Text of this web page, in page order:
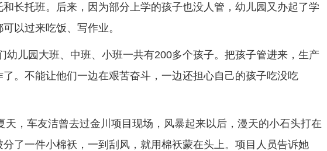
和长托班。后来，因为部分上学的孩子也没人管，幼儿园又办起了学
以过来吃饭、写作业。
幼儿园大班、中班、小班一共有200多个孩子。把孩子管进来，生产
。不能让他们一边在艰苦奋斗，一边还担心自己的孩子吃没吃
天，车友洁曾去过金川项目现场，风暴起来以后，漫天的小石头打在
了一件小棉袄，一到刮风，就用棉袄蒙在头上。项目人员告诉她